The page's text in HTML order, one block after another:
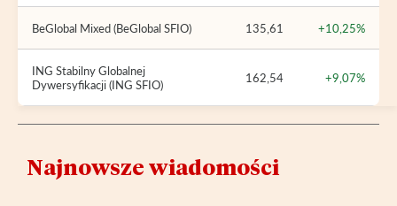
BeGlobal Mixed (BeGlobal SFIO) 135,61 +10,25%
ING Stabilny Globalnej
Dywersyfikacji (ING SFIO)
162,54 +9,07%
Najnowsze wiadomości